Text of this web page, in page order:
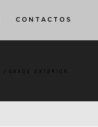
CONTACTOS
GRADE EXTERIOR